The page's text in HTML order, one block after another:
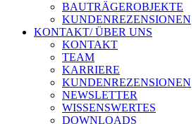
BAUTRÄGEROBJEKTE
KUNDENREZENSIONEN
KONTAKT/ ÜBER UNS
KONTAKT
TEAM
KARRIERE
KUNDENREZENSIONEN
NEWSLETTER
WISSENSWERTES
DOWNLOADS